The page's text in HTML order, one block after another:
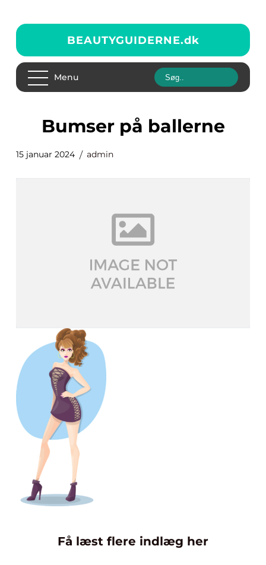
BEAUTYGUIDERNE.dk
Menu
bumser på ballerne
15 januar 2024 admin
Få læst flere indlæg her